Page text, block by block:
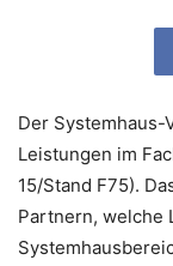
Der Systemhaus-
Leistungen im
15/Stand F75).
Partnern, welche